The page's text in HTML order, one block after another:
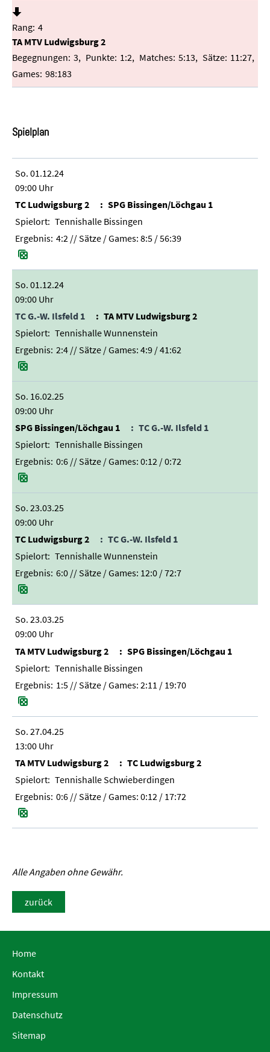
4
TA MTV Ludwigsburg 2
3
1:2 5:13
11:27
98:183
Spielplan
So. 01.12.24
09:00 Uhr
TC Ludwigsburg 2
SPG Bissingen/Löchgau 1
Tennishalle Bissingen
4:2 // Sätze / Games: 8:5 / 56:39
So. 01.12.24
09:00 Uhr
TC G.-W. Ilsfeld 1
TA MTV Ludwigsburg 2
Tennishalle Wunnenstein
2:4 // Sätze / Games: 4:9 / 41:62
So. 16.02.25
09:00 Uhr
SPG Bissingen/Löchgau 1
TC G.-W. Ilsfeld 1
Tennishalle Bissingen
0:6 // Sätze / Games: 0:12 / 0:72
So. 23.03.25
09:00 Uhr
TC Ludwigsburg 2
TC G.-W. Ilsfeld 1
Tennishalle Wunnenstein
6:0 // Sätze / Games: 12:0 / 72:7
So. 23.03.25
09:00 Uhr
TA MTV Ludwigsburg 2
SPG Bissingen/Löchgau 1
Tennishalle Bissingen
1:5 // Sätze / Games: 2:11 / 19:70
So. 27.04.25
13:00 Uhr
TA MTV Ludwigsburg 2
TC Ludwigsburg 2
Tennishalle Schwieberdingen
0:6 // Sätze / Games: 0:12 / 17:72
Alle Angaben ohne Gewähr.
zurück
Home
Kontakt
Impressum
Datenschutz
Sitemap